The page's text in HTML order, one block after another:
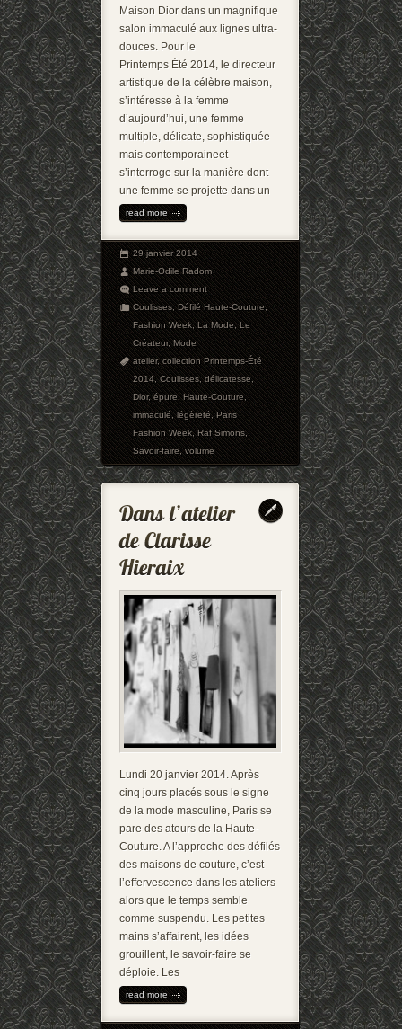
Maison Dior dans un magnifique
salon immaculé aux lignes ultra-
douces. Pour le
Printemps Été 2014, le directeur
artistique de la célèbre maison,
s’intéresse à la femme
d’aujourd’hui, une femme
multiple, délicate, sophistiquée
mais contemporaineet
s’interroge sur la manière dont
une femme se projette dans un
read more
29 janvier 2014
Marie-Odile Radom
Leave a comment
Coulisses,Défilé Haute-Couture,
Fashion Week,La Mode,Le
Créateur,Mode
atelier,collection Printemps-Été
2014,Coulisses,délicatesse,
Dior,épure,Haute-Couture,
immaculé,légèreté,Paris
Fashion Week,Raf Simons,
Savoir-faire,volume
Lundi 20 janvier 2014. Après
cinq jours placés sous le signe
de la mode masculine, Paris se
pare des atours de la Haute-
Couture. A l’approche des défilés
des maisons de couture, c’est
l’effervescence dans les ateliers
alors que le temps semble
comme suspendu. Les petites
mains s’affairent, les idées
grouillent, le savoir-faire se
déploie. Les
read more